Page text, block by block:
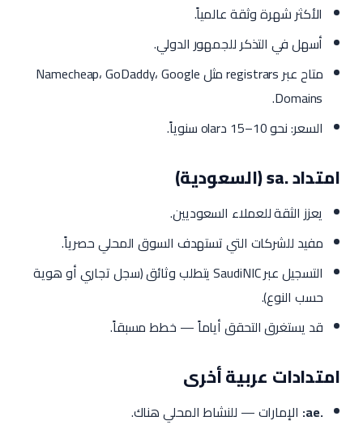
الأكثر شهرة وثقة عالمياً.
أسهل في التذكر للجمهور الدولي.
متاح عبر registrars مثل Namecheap، GoDaddy، Google
Domains.
السعر: نحو 10–15 دolar سنوياً.
امتداد .sa (السعودية)
يعزز الثقة للعملاء السعوديين.
مفيد للشركات التي تستهدف السوق المحلي حصرياً.
التسجيل عبر SaudiNIC يتطلب وثائق (سجل تجاري أو هوية
حسب النوع).
قد يستغرق التحقق أياماً — خطط مسبقاً.
امتدادات عربية أخرى
.ae:
الإمارات — للنشاط المحلي هناك.